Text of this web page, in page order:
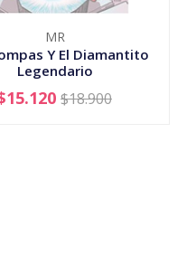
MR
Y El Diamantito
Legendario
AGOTADO$18.900